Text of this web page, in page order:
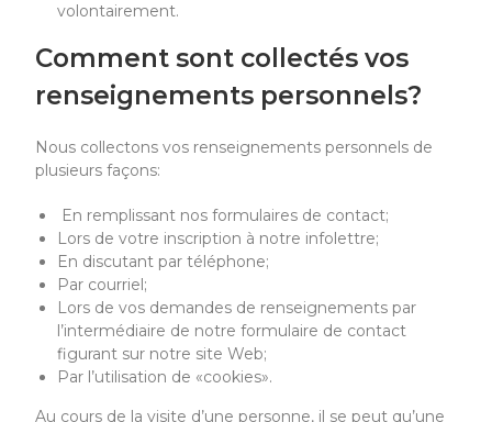
volontairement.
Comment sont collectés vos
renseignements personnels?
Nous collectons vos renseignements personnels de
plusieurs façons:
En remplissant nos formulaires de contact;
Lors de votre inscription à notre infolettre;
En discutant par téléphone;
Par courriel;
Lors de vos demandes de renseignements par
l’intermédiaire de notre formulaire de contact
figurant sur notre site Web;
Par l’utilisation de «cookies».
Au cours de la visite d’une personne, il se peut qu’une